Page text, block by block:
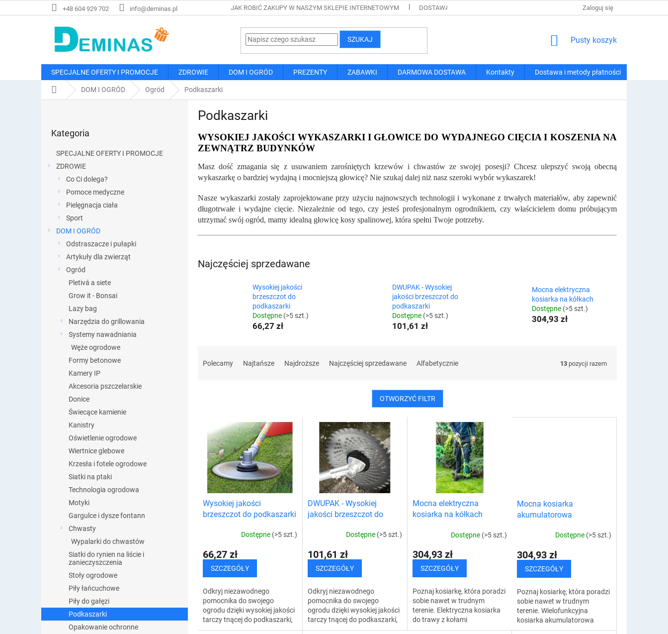
do
+48 604 929 702 info@deminas.pl JAK ROBIĆ ZAKUPY W NASZYM SKLEPIE INTERNETOWYM DOSTAWA I METODY PŁATNOŚCI REGULAMIN ZAKUPÓW
Zaloguj się
SZUKAJ KOSZYK
Pusty koszyk
SPECJALNE OFERTY I PROMOCJE ZDROWIE DOM I OGRÓD PREZENTY ZABAWKI DARMOWA DOSTAWA Kontakty Dostawa i metody płatności
Home DOM I OGRÓD Ogród Podkaszarki
kategorie
Kategoria
SPECJALNE OFERTY I PROMOCJE
ZDROWIE
Co Ci dolega?
Pomoce medyczne
Pielęgnacja ciała
Sport
DOM I OGRÓD
Odstraszacze i pułapki
Artykuły dla zwierząt
Ogród
Pletivá a siete
Grow it - Bonsai
Lazy bag
Narzędzia do grillowania
Systemy nawadniania
Węże ogrodowe
Formy betonowe
Kamery IP
Akcesoria pszczelarskie
Donice
Świecące kamienie
Kanistry
Oświetlenie ogrodowe
Wiertnice glebowe
Krzesła i fotele ogrodowe
Siatki na ptaki
Technologia ogrodowa
Motyki
Gargulce i dysze fontann
Chwasty
Wypalarki do chwastów
Siatki do rynien na liście i
zanieczyszczenia
Stoły ogrodowe
Piły łańcuchowe
Piły do gałęzi
Podkaszarki
Opakowanie ochronne
Podkaszarki
WYSOKIEJ JAKOŚCI WYKASZARKI I GŁOWICE DO WYDAJNEGO CIĘCIA I KOSZENIA NA
ZEWNĄTRZ BUDYNKÓW
Masz dość zmagania się z usuwaniem zarośniętych krzewów i chwastów ze swojej posesji? Chcesz ulepszyć swoją obecną
wykaszarkę o bardziej wydajną i mocniejszą głowicę? Nie szukaj dalej niż nasz szeroki wybór wykaszarek!
Nasze wykaszarki zostały zaprojektowane przy użyciu najnowszych technologii i wykonane z trwałych materiałów, aby zapewnić
długotrwałe i wydajne cięcie. Niezależnie od tego, czy jesteś profesjonalnym ogrodnikiem, czy właścicielem domu próbującym
utrzymać swój ogród, mamy idealną głowicę kosy spalinowej, która spełni Twoje potrzeby.
Najczęściej sprzedawane
Wysokiej jakości
brzeszczot do
podkaszarki
Dostępne (>5 szt.)
66,27 zł
DWUPAK - Wysokiej
jakości brzeszczot do
podkaszarki
Dostępne (>5 szt.)
101,61 zł
Mocna elektryczna
kosiarka na kółkach
Dostępne (>5 szt.)
304,93 zł
w
Polecamy Najtańsze Najdroższe Najczęściej sprzedawane Alfabetycznie 13 pozycji razem
OTWORZYĆ FILTR
Wysokiej jakości
brzeszczot do podkaszarki
Dostępne (>5 szt.)
66,27 zł
SZCZEGÓŁY
Odkryj niezawodnego
pomocnika do swojego
ogrodu dzięki wysokiej jakości
tarczy tnącej do podkaszarki,
która zachwyci Cię swoją
DWUPAK - Wysokiej
jakości brzeszczot do
Dostępne (>5 szt.)
101,61 zł
SZCZEGÓŁY
Odkryj niezawodnego
pomocnika do swojego
ogrodu dzięki wysokiej jakości
tarczy tnącej do podkaszarki,
która zachwyci Cię swoją
Mocna elektryczna
kosiarka na kółkach
Dostępne (>5 szt.)
304,93 zł
SZCZEGÓŁY
Poznaj kosiarkę, która poradzi
sobie nawet w trudnym
terenie. Elektryczna kosiarka
do trawy z kołami
wyposażona jest w mocny
Mocna kosiarka
akumulatorowa
Dostępne (>5 szt.)
304,93 zł
SZCZEGÓŁY
Poznaj kosiarkę, która poradzi
sobie nawet w trudnym
terenie. Wielofunkcyjna
kosiarka akumulatorowa
oferuje cichy, ale mocny silnik,